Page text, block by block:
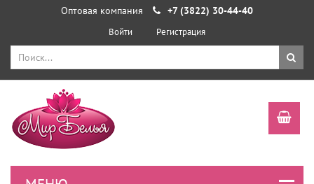
Оптовая компания +7 (3822) 30-44-40
Войти Регистрация